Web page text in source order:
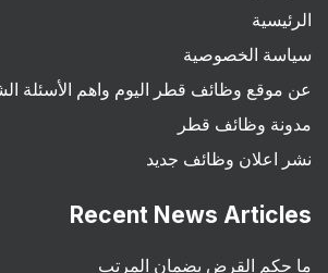
الرئيسية
سياسة الخصوصية
عن موقع وظائف قطر اليوم واهم الأسئلة
مدونة وظائف قطر
نشر اعلان وظائف جديد
Recent News Articles
ما حكم القرض بضمان المرتب